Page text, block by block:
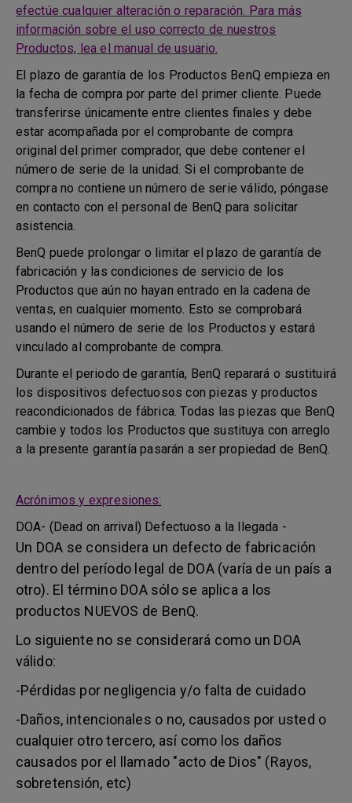
efectúe cualquier alteración o reparación. Para más
información sobre el uso correcto de nuestros
Productos, lea el manual de usuario.
El plazo de garantía de los Productos BenQ empieza en
la fecha de compra por parte del primer cliente. Puede
transferirse únicamente entre clientes finales y debe
estar acompañada por el comprobante de compra
original del primer comprador, que debe contener el
número de serie de la unidad. Si el comprobante de
compra no contiene un número de serie válido, póngase
en contacto con el personal de BenQ para solicitar
asistencia.
BenQ puede prolongar o limitar el plazo de garantía de
fabricación y las condiciones de servicio de los
Productos que aún no hayan entrado en la cadena de
ventas, en cualquier momento. Esto se comprobará
usando el número de serie de los Productos y estará
vinculado al comprobante de compra.
Durante el periodo de garantía, BenQ reparará o sustituirá
los dispositivos defectuosos con piezas y productos
reacondicionados de fábrica. Todas las piezas que BenQ
cambie y todos los Productos que sustituya con arreglo
a la presente garantía pasarán a ser propiedad de BenQ.
Acrónimos y expresiones:
DOA- (Dead on arrival) Defectuoso a la llegada -
Un DOA se considera un defecto de fabricación
dentro del período legal de DOA (varía de un país a
otro). El término DOA sólo se aplica a los
productos NUEVOS de BenQ.
Lo siguiente no se considerará como un DOA
válido:
-Pérdidas por negligencia y/o falta de cuidado
-Daños, intencionales o no, causados por usted o
cualquier otro tercero, así como los daños
causados por el llamado "acto de Dios" (Rayos,
sobretensión, etc)